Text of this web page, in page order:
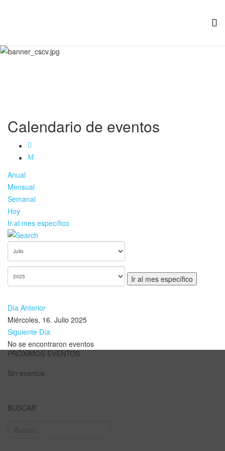
Calendario de eventos
Anual
Mensual
Semanal
Hoy
Ir al mes específico
Ir al mes específico
Día Anterior
Miércoles, 16. Julio 2025
Siguiente Día
No se encontraron eventos
PRÓXIMOS EVENTOS
Sin eventos
BUSCAR